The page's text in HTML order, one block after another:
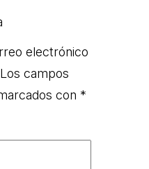
electrónico
Los campos
con *